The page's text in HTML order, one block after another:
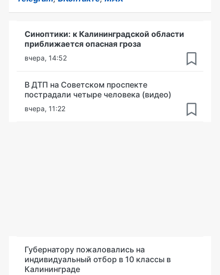
Синоптики: к Калининградской области
приближается опасная гроза
вчера, 14:52
В ДТП на Советском проспекте
пострадали четыре человека (видео)
вчера, 11:22
Губернатору пожаловались на
индивидуальный отбор в 10 классы в
Калининграде